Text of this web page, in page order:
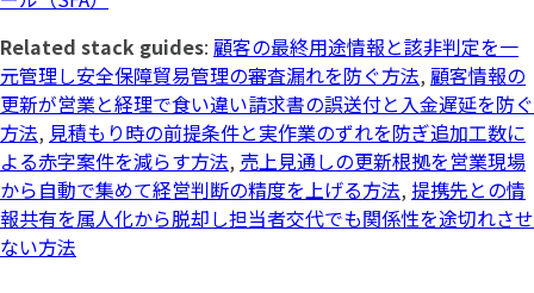
Related stack guides: 顧客の最終用途情報と該非判定を一
元管理し安全保障貿易管理の審査漏れを防ぐ方法, 顧客情報の
更新が営業と経理で食い違い請求書の誤送付と入金遅延を防ぐ
方法, 見積もり時の前提条件と実作業のずれを防ぎ追加工数に
よる赤字案件を減らす方法, 売上見通しの更新根拠を営業現場
から自動で集めて経営判断の精度を上げる方法, 提携先との情
報共有を属人化から脱却し担当者交代でも関係性を途切れさせ
ない方法